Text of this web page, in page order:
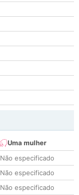
Uma mulher
Não especificado
Não especificado
Não especificado